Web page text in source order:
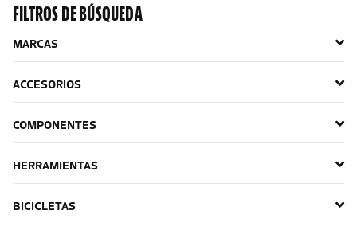
FILTROS DE BÚSQUEDA
MARCAS
ACCESORIOS
COMPONENTES
HERRAMIENTAS
BICICLETAS